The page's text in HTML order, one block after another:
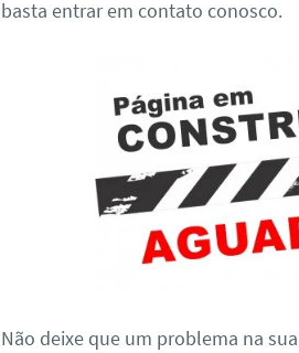
basta entrar em contato conosco.
Não deixe que um problema na